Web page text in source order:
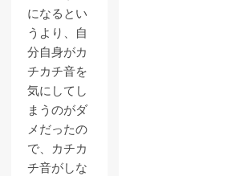
になるとい
うより、自
分自身がカ
チカチ音を
気にしてし
まうのがダ
メだったの
で、カチカ
チ音がしな